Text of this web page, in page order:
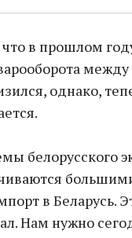
в прошлом
между
однако,
белорусского
в Беларусь.
Нам нужно